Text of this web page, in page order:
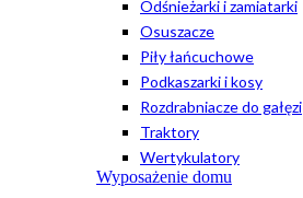
Odśnieżarki i zamiatarki
Osuszacze
Piły łańcuchowe
Podkaszarki i kosy
Rozdrabniacze do gałęzi
Traktory
Wertykulatory
Wyposażenie domu